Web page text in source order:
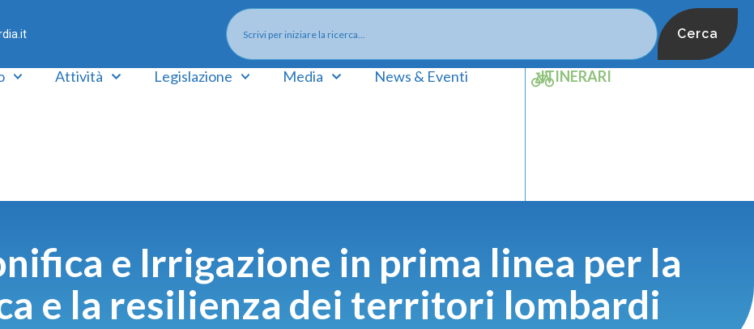
Cerca
Attività Legislazione Media News & Eventi ITINERARI
e Irrigazione in prima linea per la
e la resilienza dei territori lombardi